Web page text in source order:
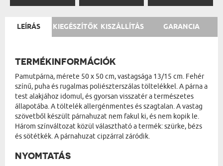
LEÍRÁS KIEGÉSZÍTŐK KISZÁLLÍTÁS GARANCIA
TERMÉKINFORMÁCIÓK
Pamutpárna, mérete 50 x 50 cm, vastagsága 13/15 cm. Fehér
színű, puha és rugalmas poliészterszálas töltelékkel. A párna a
test alakjához idomul, és gyorsan visszatér a természetes
állapotába. A töltelék allergénmentes és szagtalan. A vastag
szövetből készült párnahuzat nem fakul ki, és nem kopik le.
Három színváltozat közül választható a termék: szürke, bézs
és sötétkék. A párnahuzat cipzárral záródik.
NYOMTATÁS